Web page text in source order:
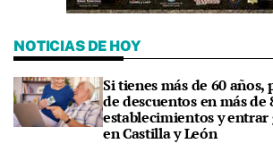
NOTICIAS DE HOY
Si tienes más de 60
de descuentos en más de
establecimientos y entrar
en Castilla y León